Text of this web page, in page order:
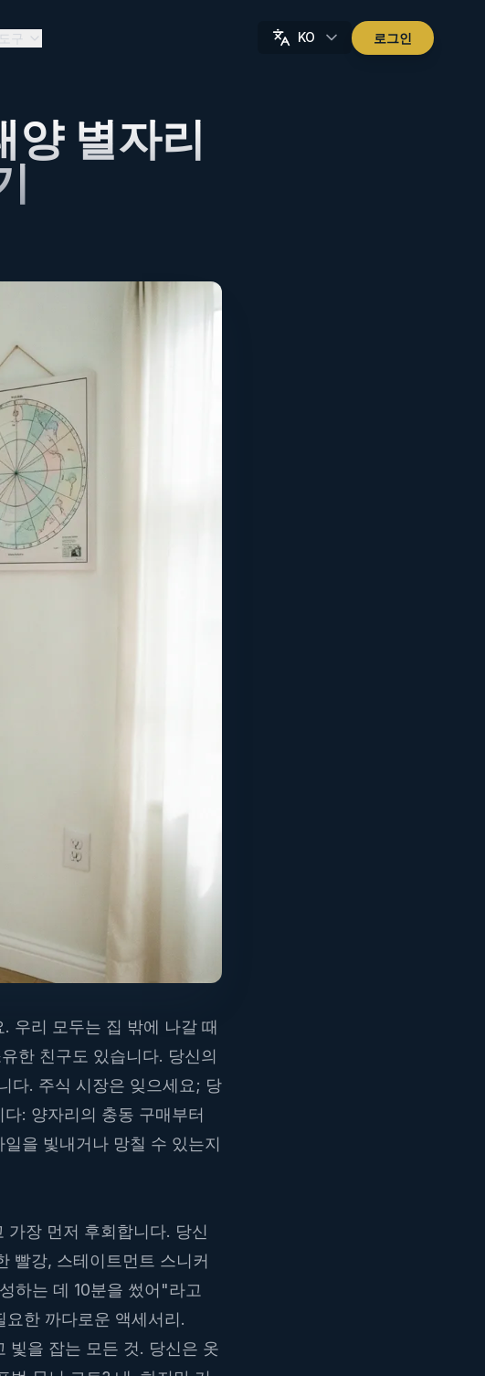
구 KO 로그인
양 별자리
우리 모두는 집 밖에 나갈 때
한 친구도 있습니다. 당신의
다. 주식 시장은 잊으세요; 당
: 양자리의 충동 구매부터
을 빛내거나 망칠 수 있는지
가장 먼저 후회합니다. 당신
빨강, 스테이트먼트 스니커
하는 데 10분을 썼어"라고
한 까다로운 액세서리.
빛을 잡는 모든 것. 당신은 옷